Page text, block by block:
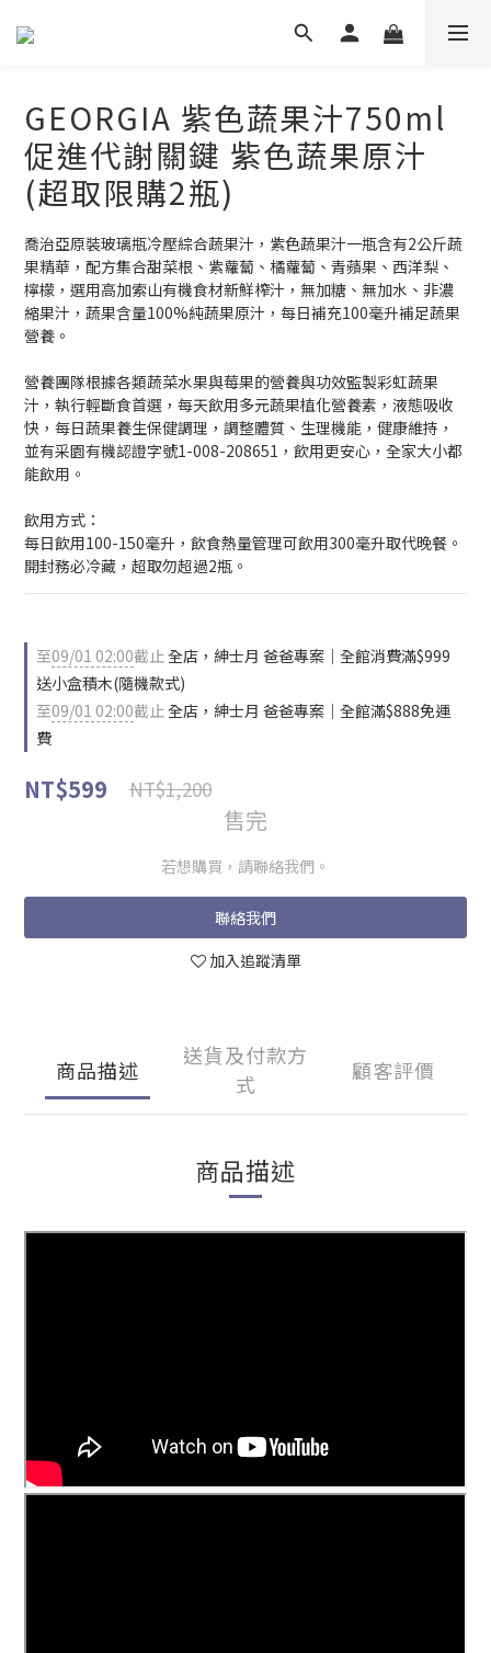
GEORGIA 紫色蔬果汁750ml
促進代謝關鍵 紫色蔬果原汁
(超取限購2瓶)
喬治亞原裝玻璃瓶冷壓綜合蔬果汁，紫色蔬果汁一瓶含有2公斤蔬
果精華，配方集合甜菜根、紫蘿蔔、橘蘿蔔、青蘋果、西洋梨、
檸檬，選用高加索山有機食材新鮮榨汁，無加糖、無加水、非濃
縮果汁，蔬果含量100%純蔬果原汁，每日補充100毫升補足蔬果
營養。
營養團隊根據各類蔬菜水果與莓果的營養與功效監製彩虹蔬果
汁，執行輕斷食首選，每天飲用多元蔬果植化營養素，液態吸收
快，每日蔬果養生保健調理，調整體質、生理機能，健康維持，
並有采園有機認證字號1-008-208651，飲用更安心，全家大小都
能飲用。
飲用方式：
每日飲用100-150毫升，飲食熱量管理可飲用300毫升取代晚餐。
開封務必冷藏，超取勿超過2瓶。
至09/01 02:00截止全店，紳士月 爸爸專案｜全館消費滿$999
送小盒積木(隨機款式)
至09/01 02:00截止全店，紳士月 爸爸專案｜全館滿$888免運
費
NT$599 NT$1,200
售完
若想購買，請聯絡我們。
聯絡我們
加入追蹤清單
商品描述
送貨及付款方
式
顧客評價
商品描述